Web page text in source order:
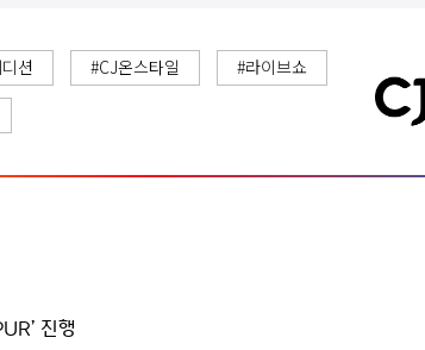
션 #CJ온스타일
#라이브쇼
진행